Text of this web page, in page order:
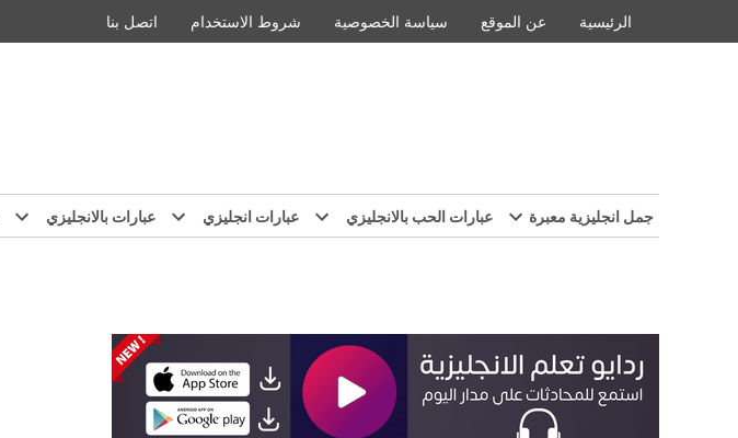
to
الرئيسية عن الموقع سياسة الخصوصية شروط الاستخدام اتصل بنا
جمل انجليزية معبرة عبارات الحب بالانجليزي عبارات انجليزي عبارات بالانجليزي